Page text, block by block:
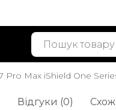
Pro Max iShield One
Відгуки (0)